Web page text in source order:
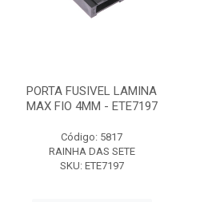
PORTA FUSIVEL LAMINA
MAX FIO 4MM - ETE7197
Código: 5817
RAINHA DAS SETE
SKU: ETE7197